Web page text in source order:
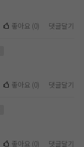
좋아요 (0) 댓글달기
좋아요 (0) 댓글달기
좋아요 (0) 댓글달기